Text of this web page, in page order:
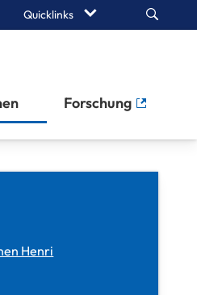
Quicklinks Search
Forschung
Henri